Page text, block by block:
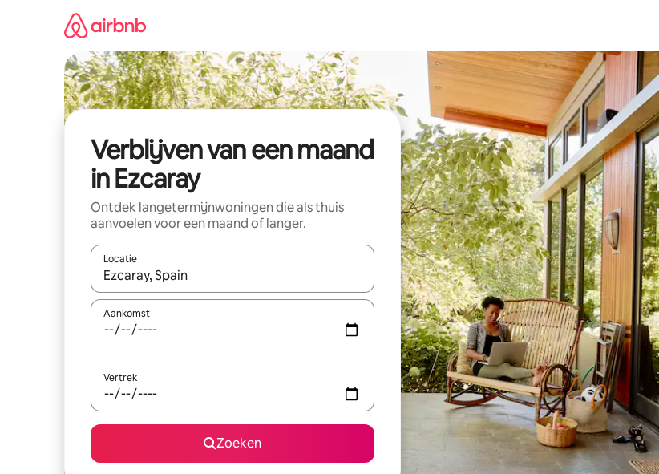
Verblijven van een maand
in Ezcaray
Ontdek langetermijnwoningen die als thuis
aanvoelen voor een maand of langer.
Locatie
Wanneer er resultaten beschikbaar zijn, maak je een keuze met je de pijltjestoetsen omhoog en omlaag, óf
Aankomst
Vertrek
Zoeken